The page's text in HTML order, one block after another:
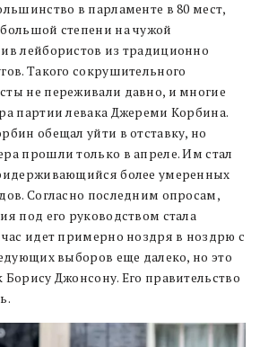
в парламенте в 80 мест,
степени на чужой
лейбористов из традиционно
Такого сокрушительного
не переживали давно, и многие
партии левака Джереми Корбина.
обещал уйти в отставку, но
прошли только в апреле. Им стал
более умеренных
Согласно последним опросам,
под его руководством стала
идет примерно ноздря в ноздрю с
выборов еще далеко, но это
Джонсону. Его правительство